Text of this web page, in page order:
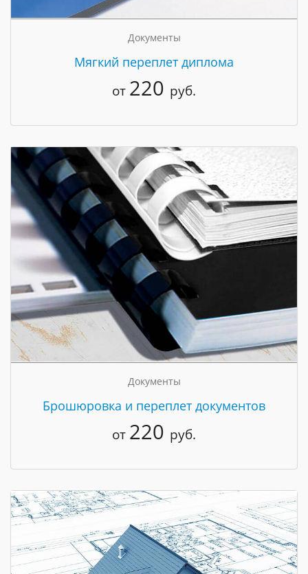
Документы
Мягкий переплет диплома
от 220 руб.
Документы
Брошюровка и переплет документов
от 220 руб.